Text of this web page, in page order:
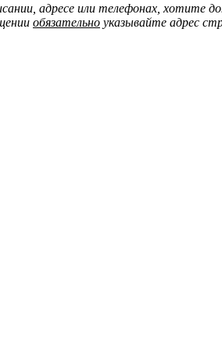
адресе или телефонах, хотите
обязательно указывайте адрес